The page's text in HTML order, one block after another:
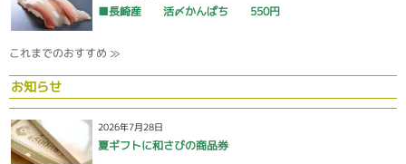
■長崎産 活〆かんぱち 550円
これまでのおすすめ ≫
お知らせ
2026年7月28日
夏ギフトに和さびの商品券